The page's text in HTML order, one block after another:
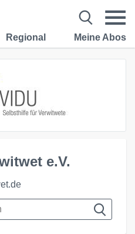
Regional Meine Abos
e.V.